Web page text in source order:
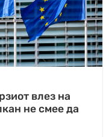
влез на
не смее да